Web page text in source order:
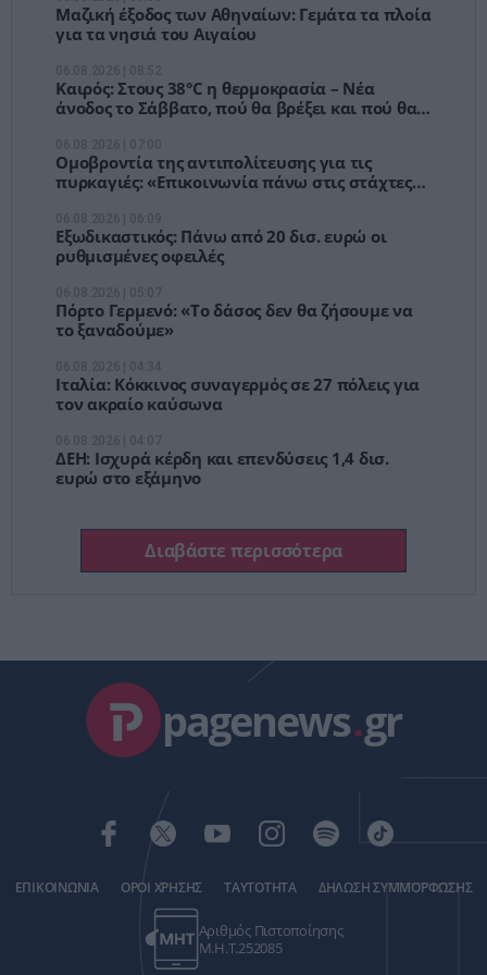
Μαζική έξοδος των Αθηναίων: Γεμάτα τα πλοία
για τα νησιά του Αιγαίου
Καιρός: Στους 38°C η θερμοκρασία – Νέα
άνοδος το Σάββατο, πού θα βρέξει και πού θα
Ομοβροντία της αντιπολίτευσης για τις
πυρκαγιές: «Επικοινωνία πάνω στις στάχτες
Εξωδικαστικός: Πάνω από 20 δισ. ευρώ οι
ρυθμισμένες οφειλές
Πόρτο Γερμενό: «Το δάσος δεν θα ζήσουμε να
το ξαναδούμε»
Ιταλία: Κόκκινος συναγερμός σε 27 πόλεις για
τον ακραίο καύσωνα
ΔΕΗ: Ισχυρά κέρδη και επενδύσεις 1,4 δισ.
ευρώ στο εξάμηνο
Διαβάστε περισσότερα
pagenews.gr
ΕΠΙΚΟΙΝΩΝΙΑ ΟΡΟΙ ΧΡΗΣΗΣ ΤΑΥΤΟΤΗΤΑ ΔΗΛΩΣΗ ΣΥΜΜΟΡΦΩΣΗΣ
Αριθμός Πιστοποίησης
Μ.Η.Τ.252085